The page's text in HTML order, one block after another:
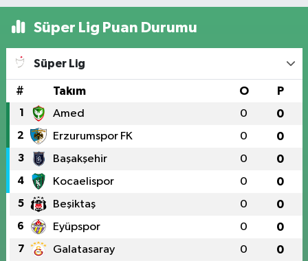
Süper Lig Puan Durumu
Süper Lig
# Takım O P
1 Amed 0 0
2 Erzurumspor FK 0 0
3 Başakşehir 0 0
4 Kocaelispor 0 0
5 Beşiktaş 0 0
6 Eyüpspor 0 0
7 Galatasaray 0 0